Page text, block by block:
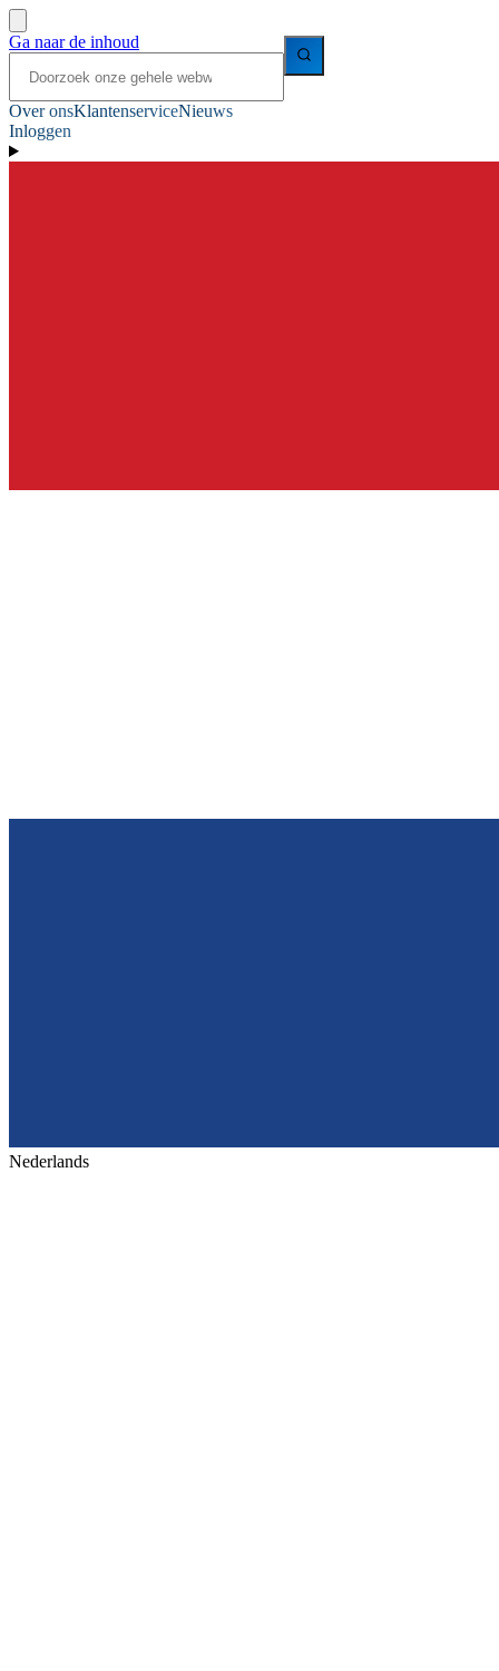
Ga naar de inhoud
Over onsKlantenserviceNieuws
Inloggen
Nederlands